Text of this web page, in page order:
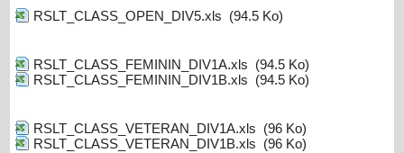
RSLT_CLASS_OPEN_DIV5.xls (94.5 Ko)
RSLT_CLASS_FEMININ_DIV1A.xls (94.5 Ko)
RSLT_CLASS_FEMININ_DIV1B.xls (94.5 Ko)
RSLT_CLASS_VETERAN_DIV1A.xls (96 Ko)
RSLT_CLASS_VETERAN_DIV1B.xls (96 Ko)